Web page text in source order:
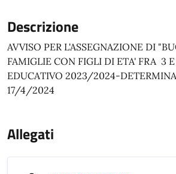
Descrizione
AVVISO PER L'ASSEGNAZIONE DI
FAMIGLIE CON FIGLI DI ETA' FRA 3
EDUCATIVO 2023/2024-
17/4/2024
Allegati